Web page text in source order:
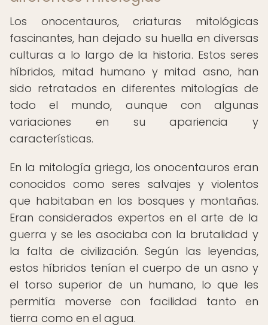
Los onocentauros, criaturas mitológicas
fascinantes, han dejado su huella en diversas
culturas a lo largo de la historia. Estos seres
híbridos, mitad humano y mitad asno, han
sido retratados en diferentes mitologías de
todo el mundo, aunque con algunas
variaciones en su apariencia y
características.
En la mitología griega, los onocentauros eran
conocidos como seres salvajes y violentos
que habitaban en los bosques y montañas.
Eran considerados expertos en el arte de la
guerra y se les asociaba con la brutalidad y
la falta de civilización. Según las leyendas,
estos híbridos tenían el cuerpo de un asno y
el torso superior de un humano, lo que les
permitía moverse con facilidad tanto en
tierra como en el agua.